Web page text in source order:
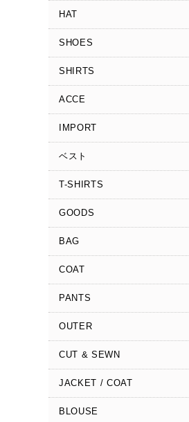
HAT
SHOES
SHIRTS
ACCE
IMPORT
ベスト
T-SHIRTS
GOODS
BAG
COAT
PANTS
OUTER
CUT & SEWN
JACKET / COAT
BLOUSE